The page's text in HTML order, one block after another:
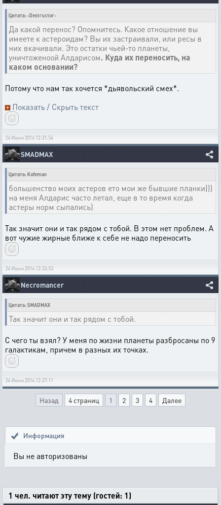
Цитата: -Destructor-
Да какой перенос? Опомнитесь. Какое отношение вы
имеете к астероидам? Вы их застраивали, или ресы в
них вкачивали. Это остатки чьей-то планеты,
уничтоженоой Алдарисом. Куда их переносить, на
каком основании?
Потому что нам так хочется *дьявольский смех*.
Показать / Скрыть текст
24 Июня 2014 12:31:54
SMADMAX
Цитата: Kofeman
большенство моих астеров ето мои же бывшие планки)))
на меня Алдарис часто летал, еще в то время когда
астеры норм сыпались)
Так значит они и так рядом с тобой. В этом нет проблем. А
вот чужие жирные ближе к себе не надо переносить
24 Июня 2014 12:33:53
Necromancer
Цитата: SMADMAX
Так значит они и так рядом с тобой.
С чего ты взял? У меня по жизни планеты разбросаны по 9
галактикам, причем в разных их точках.
24 Июня 2014 12:37:11
Назад 4 страниц 1 2 3 4 Далее
Информация
Вы не авторизованы
1 чел. читают эту тему (гостей: 1)